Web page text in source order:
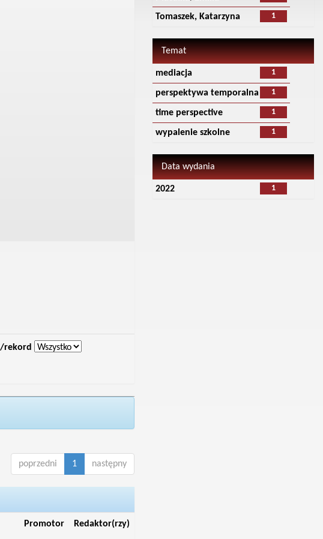
rekord
poprzedni 1 następny
Promotor Redaktor(rzy)
1
Tomaszek, Katarzyna
Temat
1
mediacja
1
perspektywa temporalna
1
time perspective
1
wypalenie szkolne
Data wydania
1
2022